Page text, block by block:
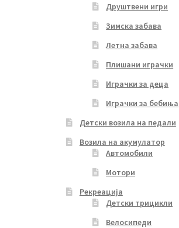
Друштвени игри
Зимска забава
Летна забава
Плишани играчки
Играчки за деца
Играчки за бебиња
Детски возила на педали
Возила на акумулатор
Автомобили
Мотори
Рекреација
Детски трицикли
Велосипеди